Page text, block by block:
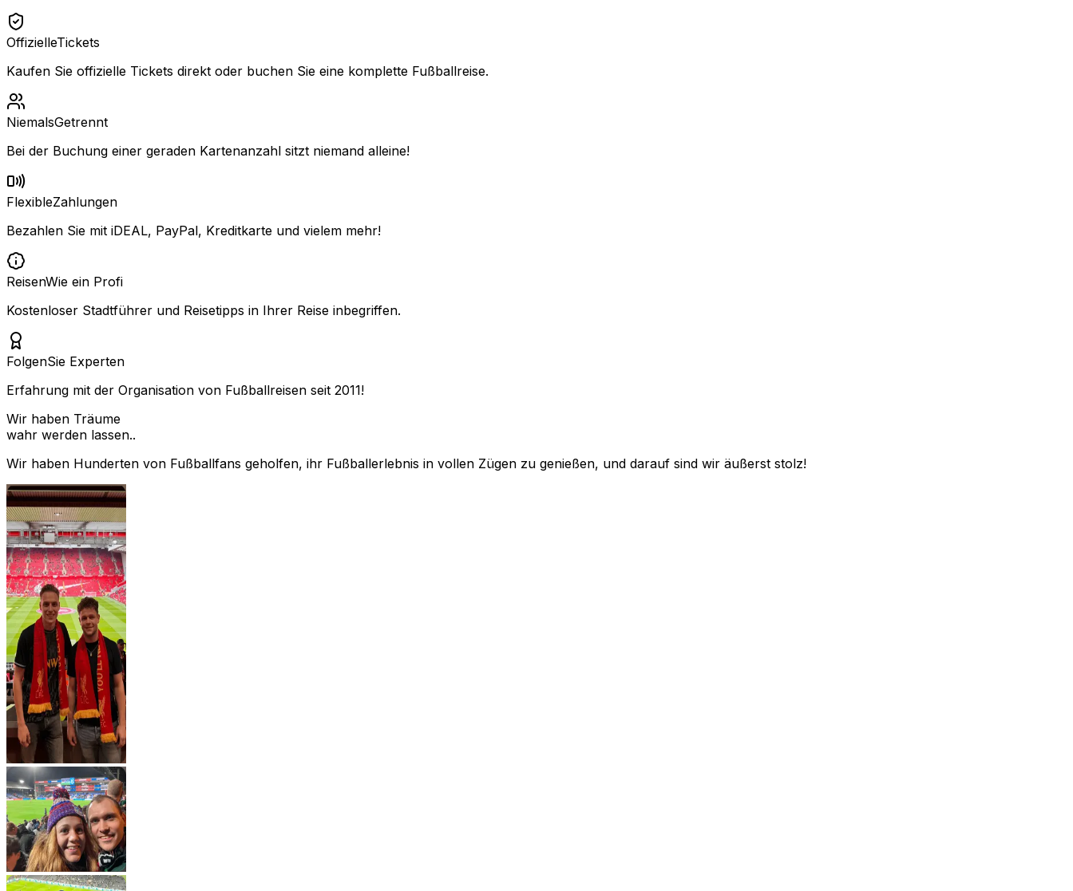
OffizielleTickets
Kaufen Sie offizielle Tickets direkt oder buchen Sie eine komplette Fußballreise.
NiemalsGetrennt
Bei der Buchung einer geraden Kartenanzahl sitzt niemand alleine!
FlexibleZahlungen
Bezahlen Sie mit iDEAL, PayPal, Kreditkarte und vielem mehr!
ReisenWie ein Profi
Kostenloser Stadtführer und Reisetipps in Ihrer Reise inbegriffen.
FolgenSie Experten
Erfahrung mit der Organisation von Fußballreisen seit 2011!
Wir haben Träume
wahr werden lassen..
Wir haben Hunderten von Fußballfans geholfen, ihr Fußballerlebnis in vollen Zügen zu genießen, und darauf sind wir äußerst stolz!